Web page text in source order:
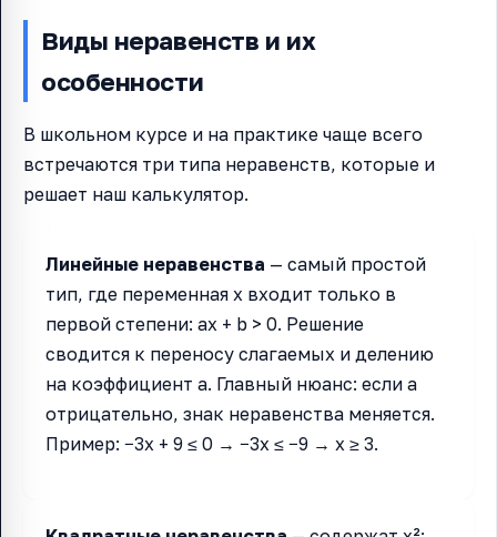
Виды неравенств и их
особенности
В школьном курсе и на практике чаще всего
встречаются три типа неравенств, которые и
решает наш калькулятор.
Линейные неравенства — самый простой
тип, где переменная x входит только в
первой степени: ax + b > 0. Решение
сводится к переносу слагаемых и делению
на коэффициент a. Главный нюанс: если a
отрицательно, знак неравенства меняется.
Пример: −3x + 9 ≤ 0 → −3x ≤ −9 → x ≥ 3.